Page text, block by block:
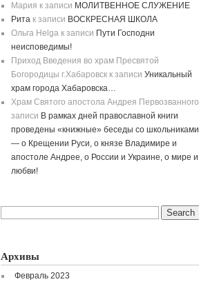
Мария к записи МОЛИТВЕННОЕ СЛУЖЕНИЕ
Рита к записи ВОСКРЕСНАЯ ШКОЛА
Ольга Helga к записи Пути Господни
неисповедимы!
Приход Введения во храм Пресвятой
Богородицы г.Хабаровск к записи Уникальный
храм города Хабаровска…
Храм Святого апостола Андрея Первозванного
записи В рамках дней православной книги
проведены «книжные» беседы со школьниками
— о Крещении Руси, о князе Владимире и
апостоле Андрее, о России и Украине, о мире и
любви!
Архивы
Февраль 2023